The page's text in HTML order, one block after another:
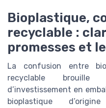
Bioplastique,
recyclable :
promesses et
La confusion entre
recyclable
d’investissement en
bioplastique